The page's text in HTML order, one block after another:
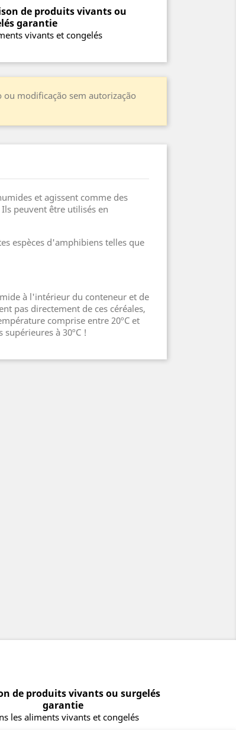
de produits vivants ou
garantie
vivants et congelés
modificação sem autorização
et agissent comme des
peuvent être utilisés en
espèces d'amphibiens telles que
à l'intérieur du conteneur et de
pas directement de ces céréales,
comprise entre 20ºC et
à 30ºC !
de produits vivants ou surgelés
garantie
les aliments vivants et congelés